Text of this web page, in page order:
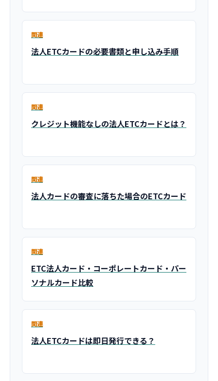
関連
法人ETCカードの必要書類と申し込み手順
関連
クレジット機能なしの法人ETCカードとは？
関連
法人カードの審査に落ちた場合のETCカード
関連
ETC法人カード・コーポレートカード・パー
ソナルカード比較
関連
法人ETCカードは即日発行できる？